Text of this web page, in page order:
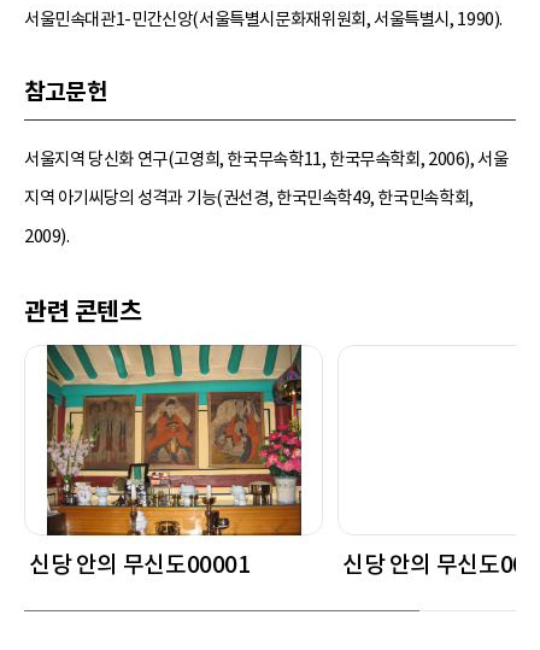
서울민속대관1-민간신앙(서울특별시문화재위원회, 서울특별시, 1990).
참고문헌
서울지역 당신화 연구(고영희, 한국무속학11, 한국무속학회, 2006), 서울
지역 아기씨당의 성격과 기능(권선경, 한국민속학49, 한국민속학회,
2009).
관련 콘텐츠
신당 안의 무신도00001 신당 안의 무신도